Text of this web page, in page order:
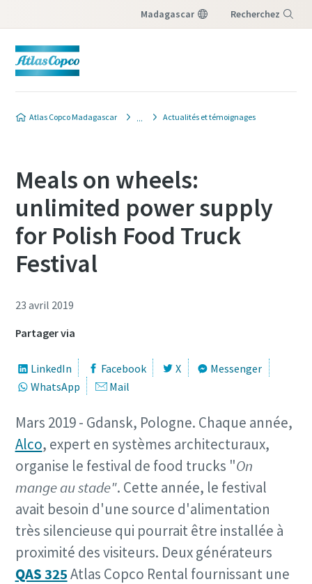
Madagascar Recherchez
Atlas Copco Madagascar Actualités et témoignages
Meals on wheels:
unlimited power supply
for Polish Food Truck
Festival
23 avril 2019
Partager via
LinkedIn Facebook X
Messenger
WhatsApp
Mail
Mars 2019 - Gdansk, Pologne. Chaque année,
Alco, expert en systèmes architecturaux,
organise le festival de food trucks "On
mange au stade". Cette année, le festival
avait besoin d'une source d'alimentation
très silencieuse qui pourrait être installée à
proximité des visiteurs. Deux générateurs
QAS 325Atlas Copco Rental fournissant une